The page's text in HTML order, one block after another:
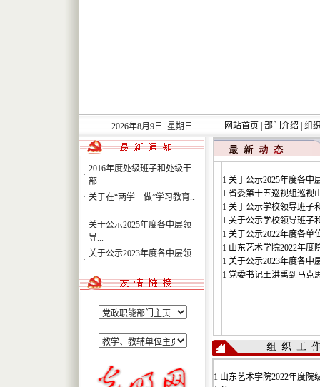
2026年8月9日 星期日 网站首页 部门介绍 组
· 关于开展“发现榜样”活动“...
·
关于开好2017年度民主生活
会...
2016年度处级班子和处级干
部...
关于在“两学一做”学习教育...
关于公示2025年度各中层领
导...
关于公示2023年度各中层领
导...
· 党支部评星定级结果公示
省委第一巡视组巡视山东艺
术...
关于开展“发现榜样”活动“...
关于开好2017年度民主生活
会...
2016年度处级班子和处级干
部...
1 关于公示2025年度各中
1 省委第十五巡视组巡视
1 关于公示学校领导班子
1 关于公示学校领导班子
1 关于公示2022年度各单
1 山东艺术学院2022年度
1 关于公示2023年度各中
1 党委书记王洪禹到马克
1 山东艺术学院2022年度院